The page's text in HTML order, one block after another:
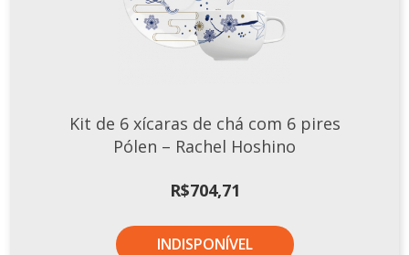
Kit de 6 xícaras de chá com 6 pires
Pólen – Rachel Hoshino
R$704,71
INDISPONÍVEL